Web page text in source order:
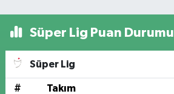
Süper Lig Puan Durumu
Süper Lig
# Takım